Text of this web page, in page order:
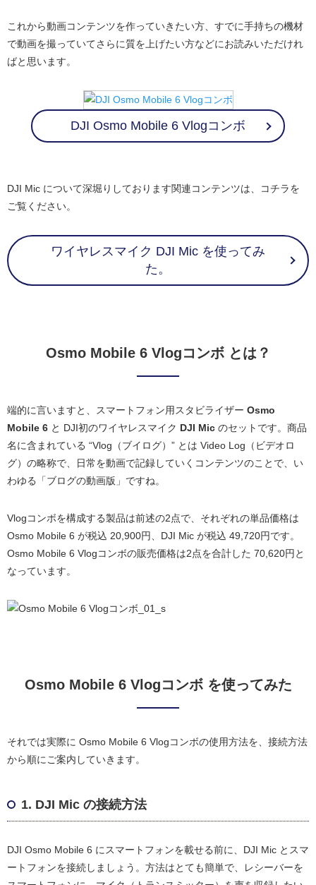
これから動画コンテンツを作っていきたい方、すでに手持ちの機材
で動画を撮っていてさらに質を上げたい方などにお読みいただけれ
ばと思います。
DJI Osmo Mobile 6 Vlogコンボ
DJI Mic について深堀りしております関連コンテンツは、コチラを
ご覧ください。
ワイヤレスマイク DJI Mic を使ってみ
た。
Osmo Mobile 6 Vlogコンボ とは？
端的に言いますと、スマートフォン用スタビライザー Osmo
Mobile 6 と DJI初のワイヤレスマイク DJI Mic のセットです。商品
名に含まれている “Vlog（ブイログ）” とは Video Log（ビデオロ
グ）の略称で、日常を動画で記録していくコンテンツのことで、い
わゆる「ブログの動画版」ですね。
Vlogコンボを構成する製品は前述の2点で、それぞれの単品価格は
Osmo Mobile 6 が税込 20,900円、DJI Mic が税込 49,720円です。
Osmo Mobile 6 Vlogコンボの販売価格は2点を合計した 70,620円と
なっています。
Osmo Mobile 6 Vlogコンボ を使ってみた
それでは実際に Osmo Mobile 6 Vlogコンボの使用方法を、接続方法
から順にご案内していきます。
1. DJI Mic の接続方法
DJI Osmo Mobile 6 にスマートフォンを載せる前に、DJI Mic とスマ
ートフォンを接続しましょう。方法はとても簡単で、レシーバーを